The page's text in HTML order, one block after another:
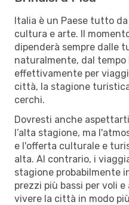
Italia è un Paese tutto
cultura e arte. Il
dipenderà sempre dalle
naturalmente, dal tempo
effettivamente per
città, la stagione
cerchi.
Dovresti anche
l’alta stagione, ma
e l'offerta culturale e
alta. Al contrario, i
stagione probabilmente
prezzi più bassi per voli
vivere la città in modo